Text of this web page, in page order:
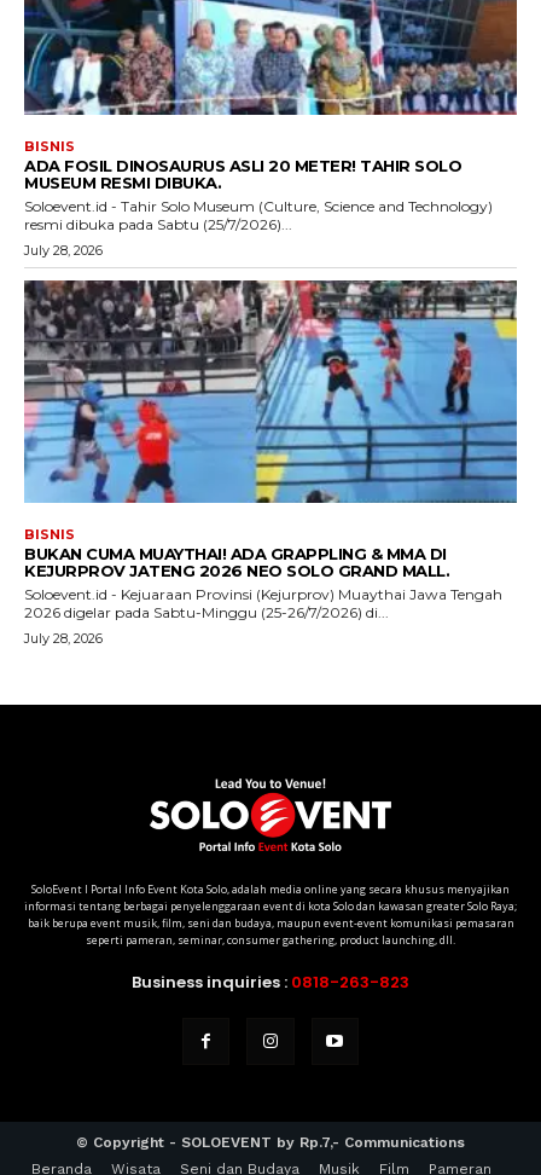
SoloEvent I Portal Info Event Kota Solo, adalah media online yang secara khusus menyajikan
informasi tentang berbagai penyelenggaraan event di kota Solo dan kawasan greater Solo Raya;
baik berupa event musik, film, seni dan budaya, maupun event-event komunikasi pemasaran
seperti pameran, seminar, consumer gathering, product launching, dll.
Business inquiries : 0818-263-823
© Copyright - SOLOEVENT by Rp.7,- Communications
Beranda
Wisata Seni dan Budaya Musik Film Pameran